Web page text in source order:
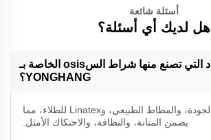
أسئلة شائعة
هل لديك أي أسئلة؟
ما هي المواد التي تصنع منها شراط السosis الخاصة بـ
YONGHANG؟
نستخدم PU عالي الجودة، والمطاط الطبيعي، وLinatex للطلاء، مما
يضمن المتانة، والنظافة، والاحتكاك الأمثل.